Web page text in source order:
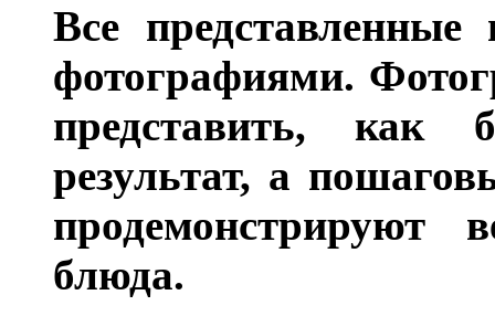
Все
фотографиями.
представить, как
результат, а
продемонстрируют
блюда.